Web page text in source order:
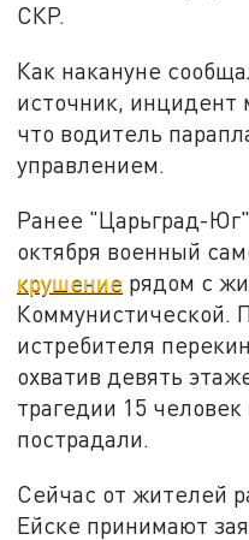
СКР.
Как накануне
источник, инцидент
что водитель
управлением.
Ранее "Царьград-
октября военный
крушение рядом с
Коммунистической.
истребителя
охватив девять
трагедии 15
пострадали.
Сейчас от жителей
Ейске принимают